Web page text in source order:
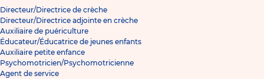
Directeur/Directrice de crèche
Directeur/Directrice adjointe en crèche
Auxiliaire de puériculture
Éducateur/Éducatrice de jeunes enfants
Auxiliaire petite enfance
Psychomotricien/Psychomotricienne
Agent de service